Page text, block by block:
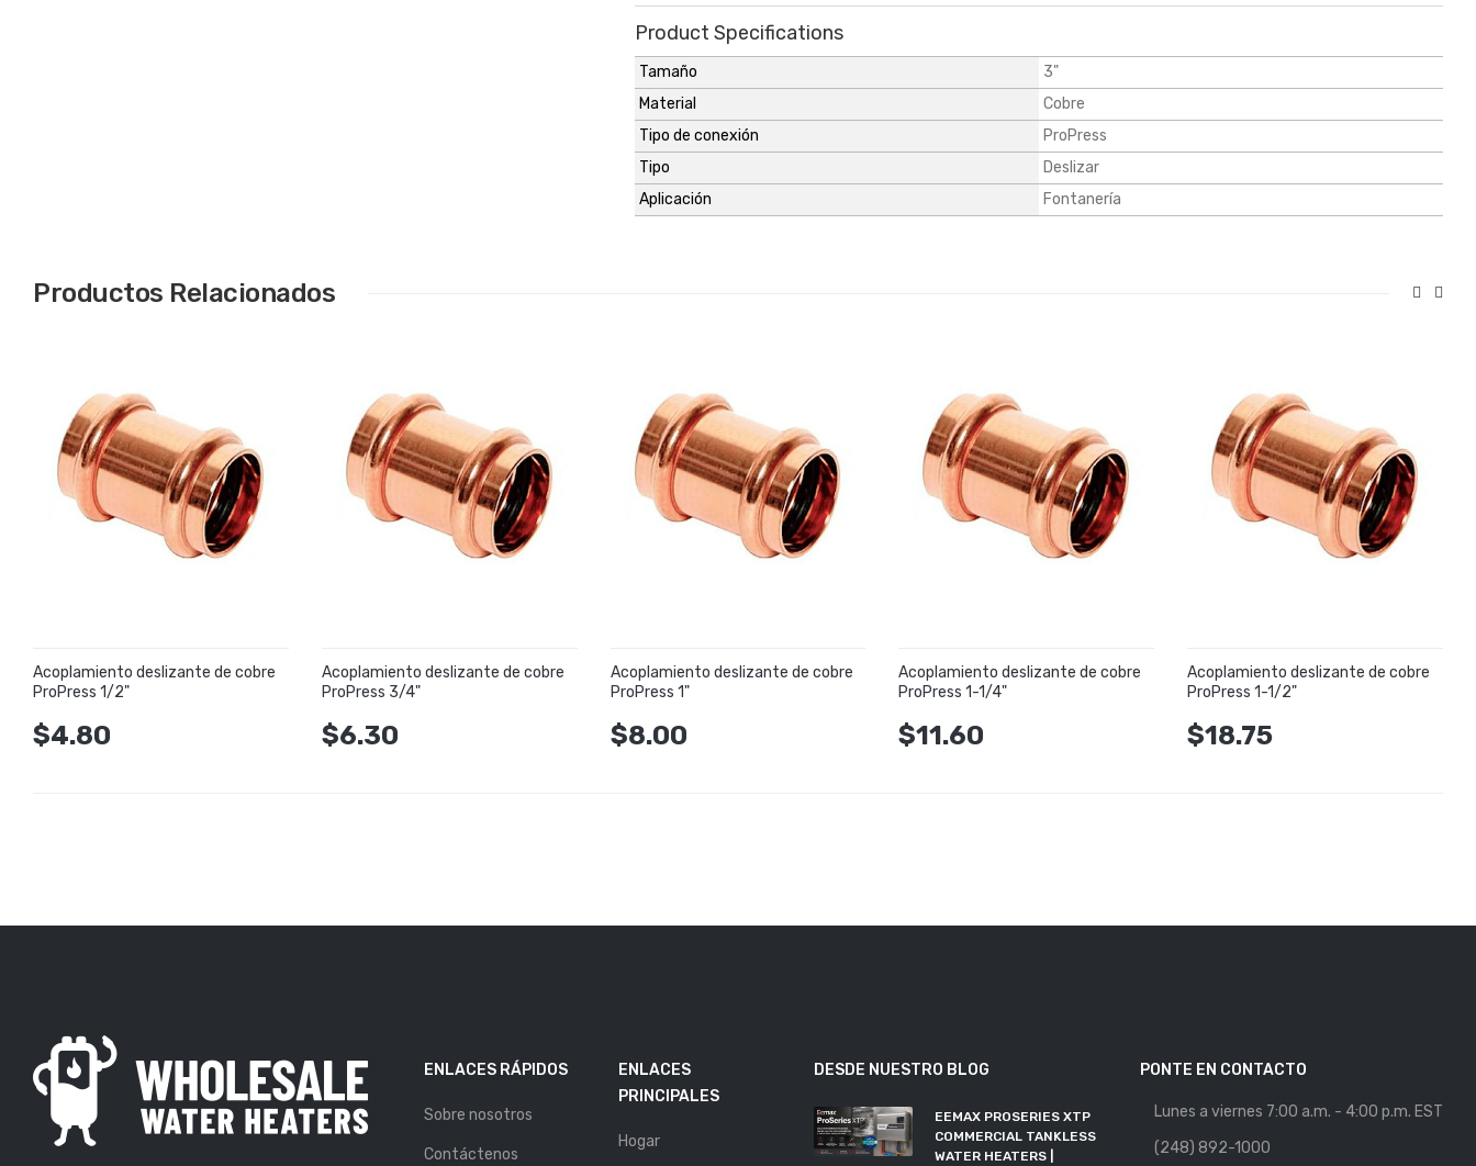
Product Specifications
Tamaño
3"
Material
Cobre
Tipo de conexión
ProPress
Tipo
Deslizar
Aplicación
Fontanería
Productos Relacionados
Acoplamiento deslizante de cobre
ProPress 1/2"
$4.80
Acoplamiento deslizante de cobre
ProPress 3/4"
$6.30
Acoplamiento deslizante de cobre
ProPress 1"
$8.00
Acoplamiento deslizante de cobre
ProPress 1-1/4"
$11.60
Acoplamiento deslizante de cobre
ProPress 1-1/2"
$18.75
ENLACES RÁPIDOS
Sobre nosotros
Contáctenos
ENLACES
PRINCIPALES
Hogar
DESDE NUESTRO BLOG
PARA
VIDA ÚTIL DE
SI VES ESTAS 5 SEÑALES,
ES HORA DE REEMPLAZAR
TU CALENTADOR DE AGUA
EEMAX PROSERIES XTP
COMMERCIAL TANKLESS
WATER HEATERS |
MAYORISTA DE
PONTE EN CONTACTO
Lunes a viernes 7:00 a.m. - 4:00 p.m. EST
(248) 892-1000